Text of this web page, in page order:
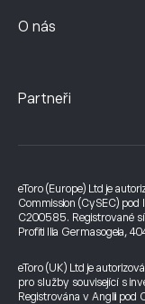
O nás
Partneři
eToro (Europe) Ltd je
Commission (CySEC)
C200585. Registrované
Profiti Ilia Germasogeia,
eToro (UK) Ltd je
pro služby související s
Registrována v Anglii